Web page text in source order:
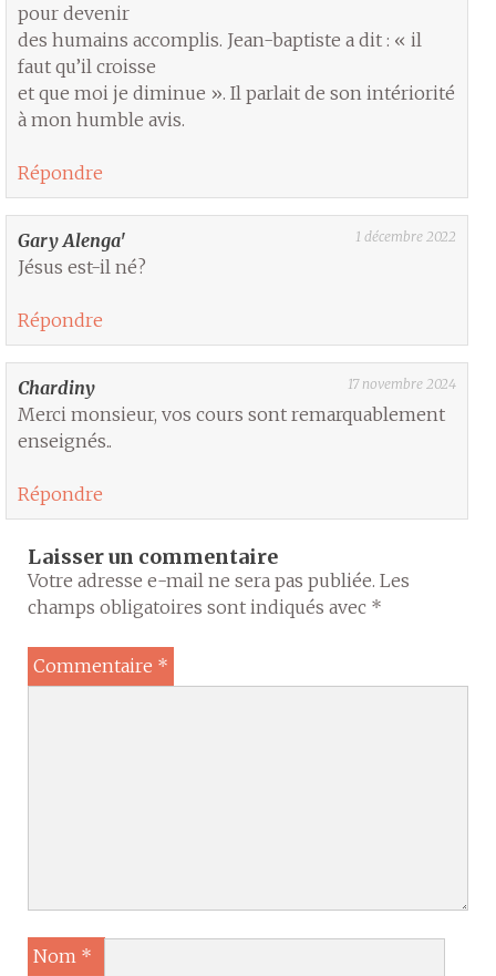
pour devenir
des humains accomplis. Jean-baptiste a dit : « il
faut qu’il croisse
et que moi je diminue ». Il parlait de son intériorité
à mon humble avis.
Répondre
Gary Alenga' 1 décembre 2022
Jésus est-il né?
Répondre
Chardiny 17 novembre 2024
Merci monsieur, vos cours sont remarquablement
enseignés..
Répondre
Laisser un commentaire
Votre adresse e-mail ne sera pas publiée. Les
champs obligatoires sont indiqués avec *
Commentaire *
Nom *